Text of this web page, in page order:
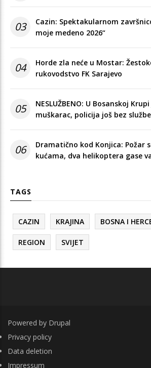
03
Cazin: Spektakularnom
moje medeno 2026“
04
Horde zla neće u Mostar:
rukovodstvo FK Sarajevo
05
NESLUŽBENO: U Bosanskoj
muškarac, policija još bez
06
Dramatično kod Konjica: Požar
kućama, dva helikoptera gase
TAGS
CAZIN KRAJINA BOSNA I
REGION SVIJET
Powered by Drupal
FOOTER
Privacy policy
Data deletion
Impressum